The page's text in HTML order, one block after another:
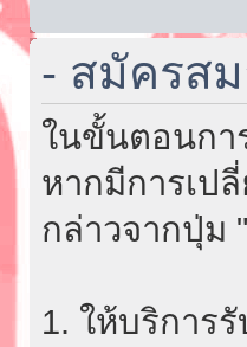
- สมัครส
ในขั้นตอนกา
หากมีการเป
กล่าวจากปุ่ม
1. ให้บริการ